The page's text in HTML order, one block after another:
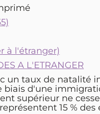
à l'étranger)
A L'ETRANGER
un taux de natalité
biais d'une
supérieur ne
15 %